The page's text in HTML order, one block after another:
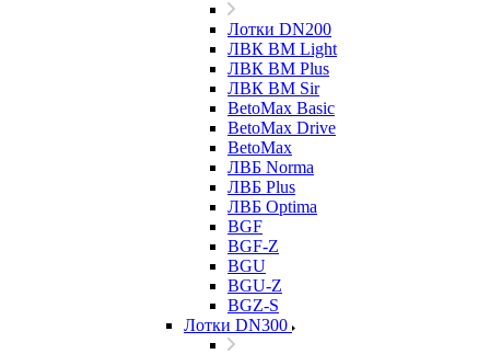
Лотки DN200
ЛВК ВМ Light
ЛВК ВМ Plus
ЛВК ВМ Sir
BetoMax Basic
BetoMax Drive
BetoMax
ЛВБ Norma
ЛВБ Plus
ЛВБ Optima
BGF
BGF-Z
BGU
BGU-Z
BGZ-S
Лотки DN300